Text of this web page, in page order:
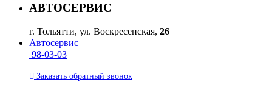
АВТОСЕРВИС
г. Тольятти, ул. Воскресенская, 26
Автосервис
98-03-03
Заказать обратный звонок